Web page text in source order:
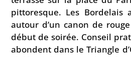
pittoresque. Les Bordelais
autour d’un canon de
début de soirée. Conseil
abondent dans le Triangle